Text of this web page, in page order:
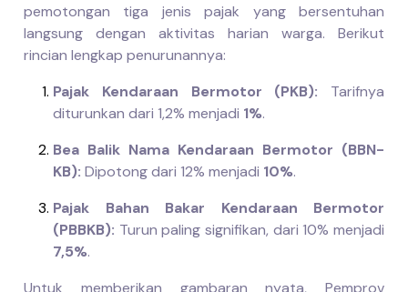
pemotongan tiga jenis pajak yang bersentuhan
langsung dengan aktivitas harian warga. Berikut
rincian lengkap penurunannya:
Pajak Kendaraan Bermotor (PKB): Tarifnya
diturunkan dari 1,2% menjadi 1%.
Bea Balik Nama Kendaraan Bermotor (BBN-
KB): Dipotong dari 12% menjadi 10%.
Pajak Bahan Bakar Kendaraan Bermotor
(PBBKB): Turun paling signifikan, dari 10% menjadi
7,5%.
Untuk memberikan gambaran nyata, Pemprov